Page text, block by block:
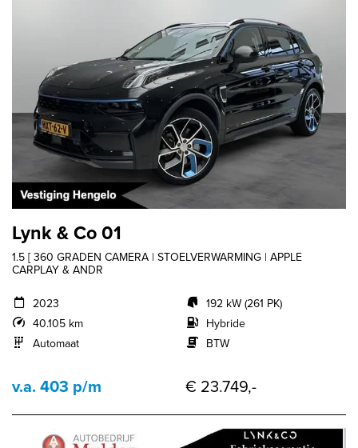
Lynk & Co 01
1.5 [ 360 GRADEN CAMERA | STOELVERWARMING | APPLE
CARPLAY & ANDR
2023
40.105 km
Automaat
192 kW (261 PK)
Hybride
BTW
v.a. 403 p/m € 23.749,-